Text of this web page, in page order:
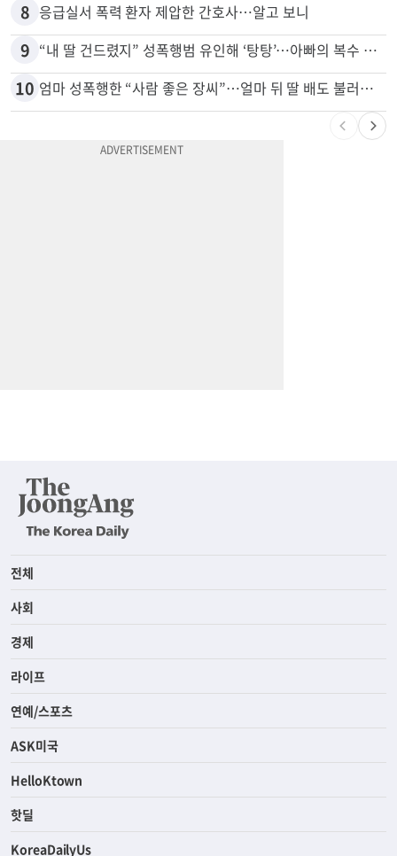
8 응급실서 폭력 환자 제압한 간호사…알고 보니
9 “내 딸 건드렸지” 성폭행범 유인해 ‘탕탕’…아빠의 복수 결말
10 엄마 성폭행한 “사람 좋은 장씨”…얼마 뒤 딸 배도 불러왔다
전체
사회
경제
라이프
연예/스포츠
ASK미국
HelloKtown
핫딜
KoreaDailyUs